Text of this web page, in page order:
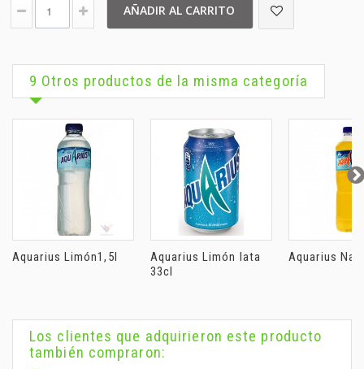
AÑADIR AL CARRITO
9 Otros productos de la misma categoría
Aquarius Limón1,5l
Aquarius Limón lata
33cl
Aquarius
Los clientes que adquirieron este producto
también compraron: